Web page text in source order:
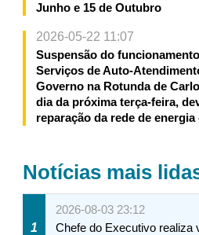
Junho e 15 de Outubro
2026-05-22 11:07
Suspensão do
Serviços de Auto-
Governo na Rotunda de
dia da próxima terça-feira,
reparação da rede de
Notícias mais
1
2026-08-03 23:12
Chefe do Executivo realiza